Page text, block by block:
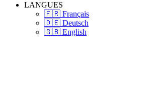
LANGUES
🇫🇷 Français
🇩🇪 Deutsch
🇬🇧 English